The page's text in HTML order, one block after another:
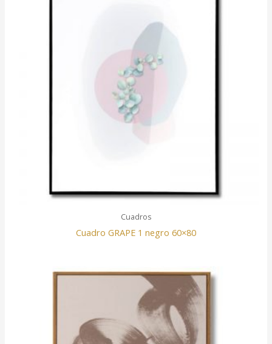
Cuadros
Cuadro GRAPE 1 negro 60×80